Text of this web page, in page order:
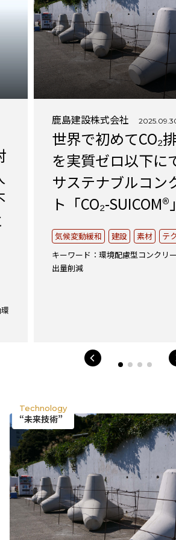
“事業活動”のPerspectives
Strategy
“経営戦略”のPerspectives
社外取締役の肖像
有識者の視点
活動トピックス
このサイトについて
掲載企業一覧
鹿島建設株式会社
世界で初めてCO₂
を実質ゼロ以下に
サステナブルコン
ト「CO₂-SUICOM®」
気候変動緩和 建設 素材
テ
キーワード：環境配慮型コンクリ
出量削減
Technology
“未来技術”